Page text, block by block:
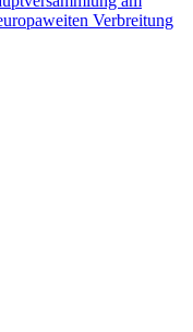
Verbreitung